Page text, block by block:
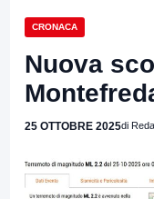
CRONACA
Nuova
25 OTTOBRE 2025di